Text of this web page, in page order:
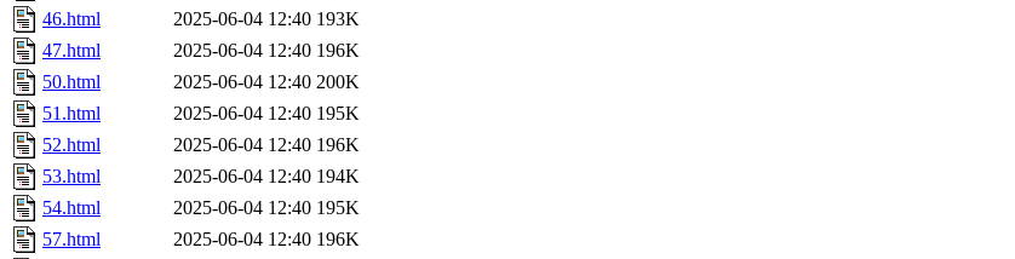
46.html
2025-06-04 12:40 193K
47.html
2025-06-04 12:40 196K
50.html
2025-06-04 12:40 200K
51.html
2025-06-04 12:40 195K
52.html
2025-06-04 12:40 196K
53.html
2025-06-04 12:40 194K
54.html
2025-06-04 12:40 195K
57.html
2025-06-04 12:40 196K